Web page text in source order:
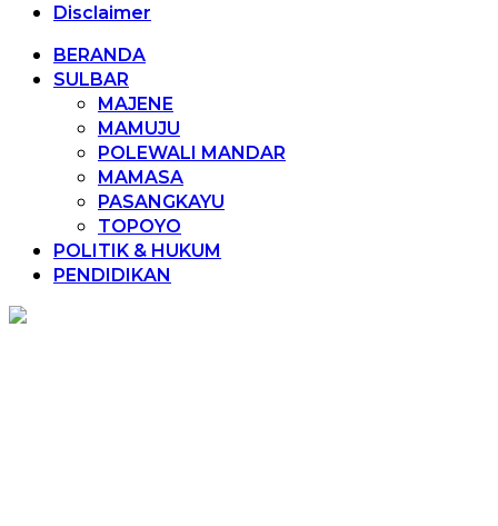
Disclaimer
BERANDA
SULBAR
MAJENE
MAMUJU
POLEWALI MANDAR
MAMASA
PASANGKAYU
TOPOYO
POLITIK & HUKUM
PENDIDIKAN